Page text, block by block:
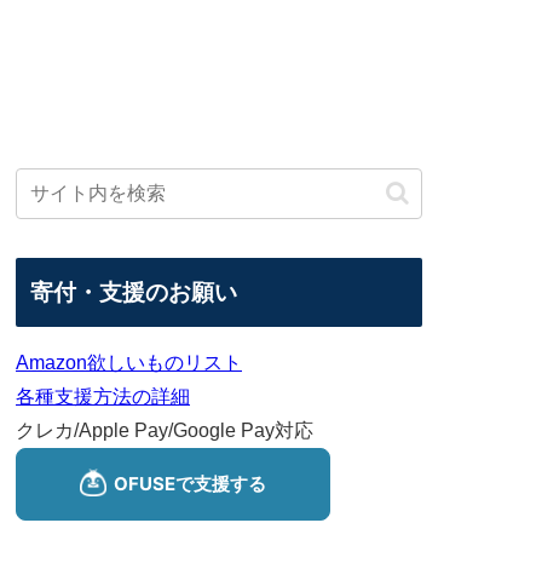
寄付・支援のお願い
Amazon欲しいものリスト
各種支援方法の詳細
クレカ/Apple Pay/Google Pay対応